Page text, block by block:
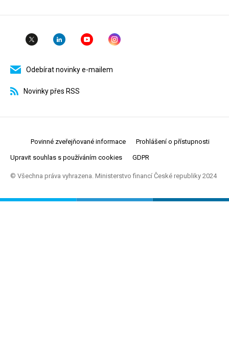
Odebírat novinky e-mailem
Novinky přes RSS
Povinné zveřejňované informace Prohlášení o přístupnosti
Upravit souhlas s používáním cookies GDPR
© Všechna práva vyhrazena. Ministerstvo financí České republiky 2024